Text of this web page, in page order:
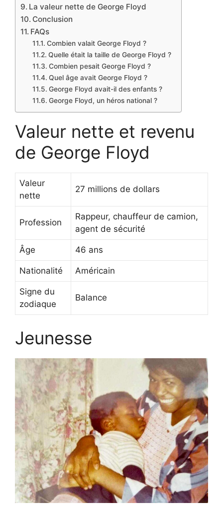
La valeur nette de George Floyd
Conclusion
FAQs
Combien valait George Floyd ?
Quelle était la taille de George Floyd ?
Combien pesait George Floyd ?
Quel âge avait George Floyd ?
George Floyd avait-il des enfants ?
George Floyd, un héros national ?
Valeur nette et revenu
de George Floyd
Valeur
nette
27 millions de dollars
Profession
Rappeur, chauffeur de camion,
agent de sécurité
Âge 46 ans
Nationalité Américain
Signe du
zodiaque
Balance
Jeunesse